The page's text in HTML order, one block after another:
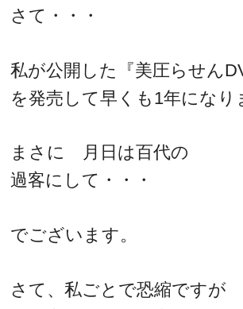
さて・・・
私が公開した『美圧らせん
を発売して早くも1年になり
まさに 月日は百代の
過客にして・・・
でございます。
さて、私ごとで恐縮ですが